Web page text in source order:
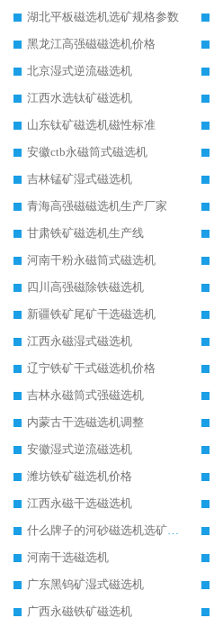
湖北平板磁选机选矿规格参数
黑龙江高强磁磁选机价格
北京湿式逆流磁选机
江西水选钛矿磁选机
山东钛矿磁选机磁性标准
安徽ctb永磁筒式磁选机
吉林锰矿湿式磁选机
青海高强磁磁选机生产厂家
甘肃铁矿磁选机生产线
河南干粉永磁筒式磁选机
四川高强磁除铁磁选机
新疆铁矿尾矿干选磁选机
江西永磁湿式磁选机
辽宁铁矿干式磁选机价格
吉林永磁筒式强磁选机
内蒙古干选磁选机调整
安徽湿式逆流磁选机
潍坊铁矿磁选机价格
江西永磁干选磁选机
什么牌子的河砂磁选机选矿效果好
河南干选磁选机
广东黑钨矿湿式磁选机
广西永磁铁矿磁选机